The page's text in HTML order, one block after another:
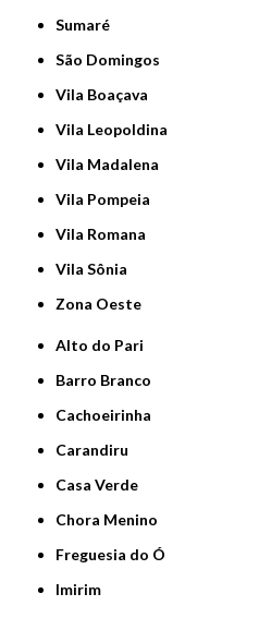
Sumaré
São Domingos
Vila Boaçava
Vila Leopoldina
Vila Madalena
Vila Pompeia
Vila Romana
Vila Sônia
Zona Oeste
Alto do Pari
Barro Branco
Cachoeirinha
Carandiru
Casa Verde
Chora Menino
Freguesia do Ó
Imirim